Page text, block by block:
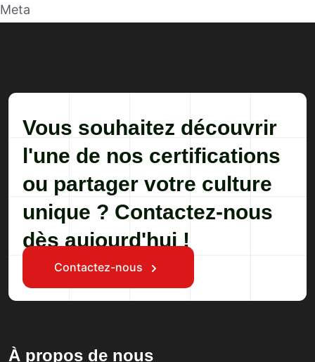
Meta
Vous souhaitez découvrir
l'une de nos certifications
ou partager votre culture
unique ? Contactez-nous
dès aujourd'hui !
Contactez-nous
À propos de nous